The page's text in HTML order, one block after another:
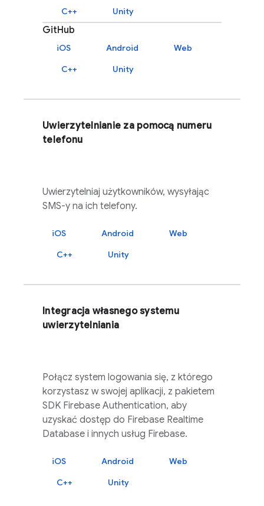
C++
Unity
GitHub
iOS Android
Web
C++
Unity
Uwierzytelnianie za pomocą numeru
telefonu
Uwierzytelniaj użytkowników, wysyłając
SMS-y na ich telefony.
iOS Android
Web
C++
Unity
Integracja własnego systemu
uwierzytelniania
Połącz system logowania się, z którego
korzystasz w swojej aplikacji, z pakietem
SDK Firebase Authentication, aby
uzyskać dostęp do Firebase Realtime
Database i innych usług Firebase.
iOS Android
Web
C++
Unity